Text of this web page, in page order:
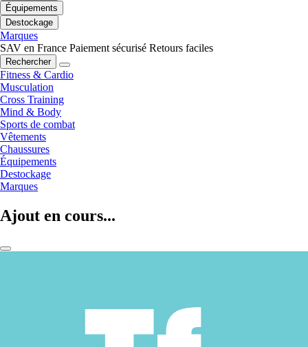
Équipements
Destockage
Marques
SAV en France Paiement sécurisé Retours faciles
Rechercher
Fitness & Cardio
Musculation
Cross Training
Mind & Body
Sports de combat
Vêtements
Chaussures
Équipements
Destockage
Marques
Ajout en cours...